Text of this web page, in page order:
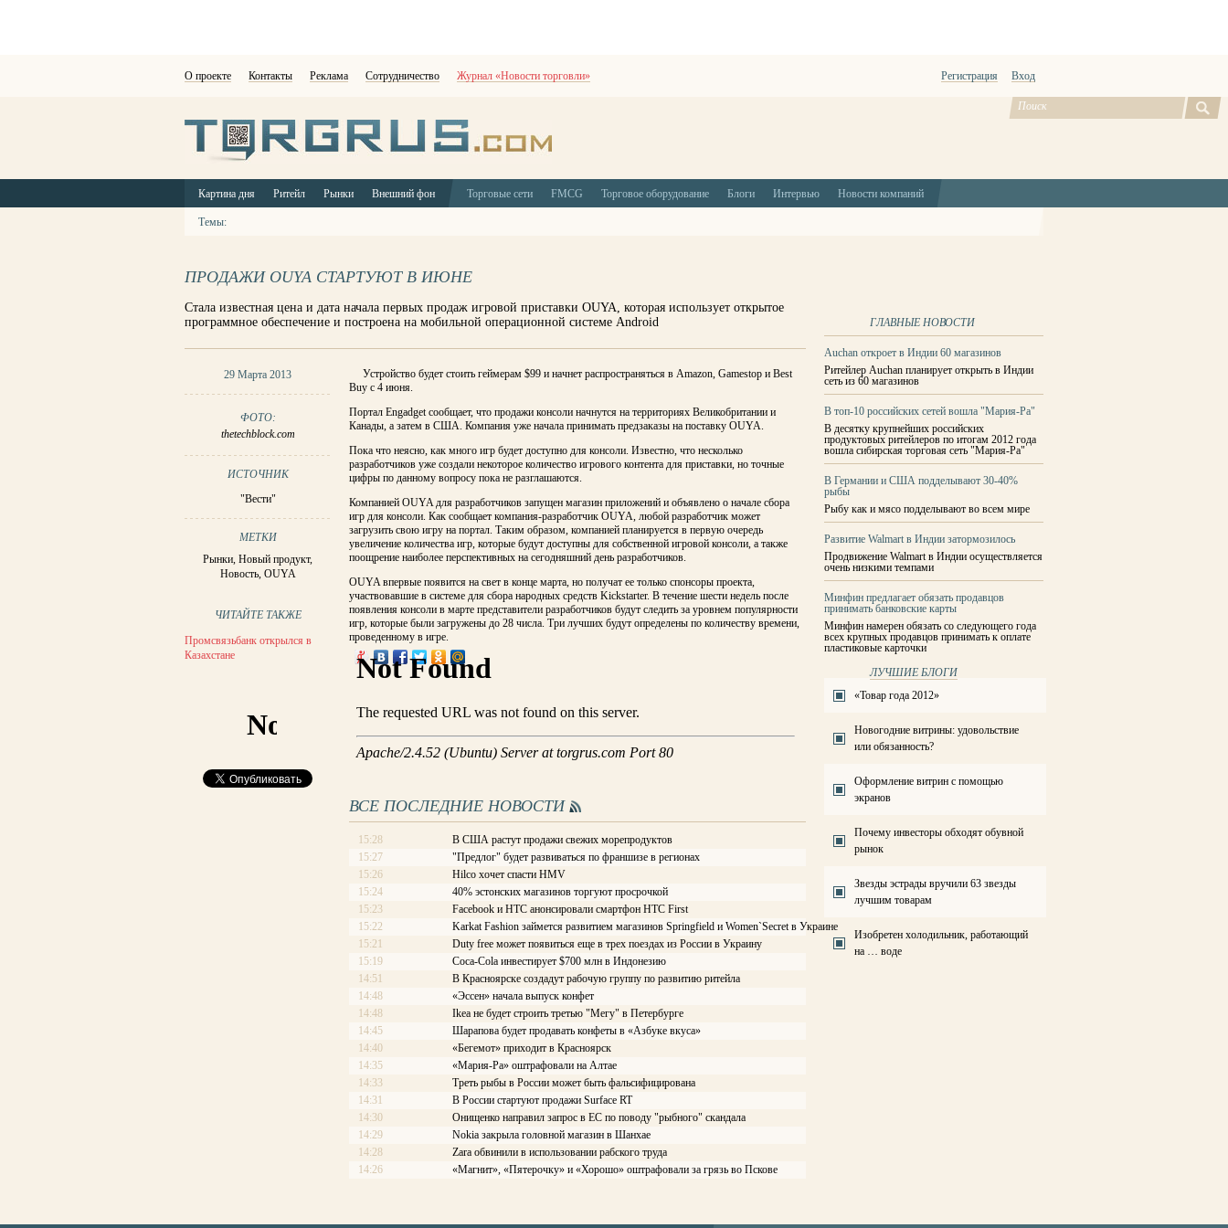
О проекте Контакты Реклама Сотрудничество Журнал «Новости торговли» Регистрация Вход
Картина дня Ритейл Рынки Внешний фон Торговые сети FMCG Торговое оборудование Блоги Интервью Новости компаний
Темы:
ПРОДАЖИ OUYA СТАРТУЮТ В ИЮНЕ
Стала известная цена и дата начала первых продаж игровой приставки OUYA, которая использует открытое
программное обеспечение и построена на мобильной операционной системе Android
29 Марта 2013
ФОТО:
thetechblock.com
ИСТОЧНИК
"Вести"
МЕТКИ
Рынки, Новый продукт,
Новость, OUYA
ЧИТАЙТЕ ТАКЖЕ
Промсвязьбанк открылся в
Казахстане
Устройство будет стоить геймерам $99 и начнет распространяться в Amazon, Gamestop и Best
Buy с 4 июня.
Портал Engadget сообщает, что продажи консоли начнутся на территориях Великобритании и
Канады, а затем в США. Компания уже начала принимать предзаказы на поставку OUYA.
Пока что неясно, как много игр будет доступно для консоли. Известно, что несколько
разработчиков уже создали некоторое количество игрового контента для приставки, но точные
цифры по данному вопросу пока не разглашаются.
Компанией OUYA для разработчиков запущен магазин приложений и объявлено о начале сбора
игр для консоли. Как сообщает компания-разработчик OUYA, любой разработчик может
загрузить свою игру на портал. Таким образом, компанией планируется в первую очередь
увеличение количества игр, которые будут доступны для собственной игровой консоли, а также
поощрение наиболее перспективных на сегодняшний день разработчиков.
OUYA впервые появится на свет в конце марта, но получат ее только спонсоры проекта,
участвовавшие в системе для сбора народных средств Kickstarter. В течение шести недель после
появления консоли в марте представители разработчиков будут следить за уровнем популярности
игр, которые были загружены до 28 числа. Три лучших будут определены по количеству времени,
проведенному в игре.
ВСЕ ПОСЛЕДНИЕ НОВОСТИ
15:28
В США растут продажи свежих морепродуктов
15:27
"Предлог" будет развиваться по франшизе в регионах
15:26
Hilco хочет спасти HMV
15:24
40% эстонских магазинов торгуют просрочкой
15:23
Facebook и HTC анонсировали смартфон HTC First
15:22
Karkat Fashion займется развитием магазинов Springfield и Women`Secret в Украине
15:21
Duty free может появиться еще в трех поездах из России в Украину
15:19
Coca-Cola инвестирует $700 млн в Индонезию
14:51
В Красноярске создадут рабочую группу по развитию ритейла
14:48
«Эссен» начала выпуск конфет
14:48
Ikea не будет строить третью "Мегу" в Петербурге
14:45
Шарапова будет продавать конфеты в «Азбуке вкуса»
14:40
«Бегемот» приходит в Красноярск
14:35
«Мария-Ра» оштрафовали на Алтае
14:33
Треть рыбы в России может быть фальсифицирована
14:31
В России стартуют продажи Surface RT
14:30
Онищенко направил запрос в ЕС по поводу "рыбного" скандала
14:29
Nokia закрыла головной магазин в Шанхае
14:28
Zara обвинили в использовании рабского труда
14:26
«Магнит», «Пятерочку» и «Хорошо» оштрафовали за грязь во Пскове
ГЛАВНЫЕ НОВОСТИ
Auchan откроет в Индии 60 магазинов
Ритейлер Auchan планирует открыть в Индии
сеть из 60 магазинов
В топ-10 российских сетей вошла "Мария-Ра"
В десятку крупнейших российских
продуктовых ритейлеров по итогам 2012 года
вошла сибирская торговая сеть "Мария-Ра"
В Германии и США подделывают 30-40%
рыбы
Рыбу как и мясо подделывают во всем мире
Развитие Walmart в Индии затормозилось
Продвижение Walmart в Индии осуществляется
очень низкими темпами
Минфин предлагает обязать продавцов
принимать банковские карты
Минфин намерен обязать со следующего года
всех крупных продавцов принимать к оплате
пластиковые карточки
ЛУЧШИЕ БЛОГИ
«Товар года 2012»
Новогодние витрины: удовольствие
или обязанность?
Оформление витрин с помощью
экранов
Почему инвесторы обходят обувной
рынок
Звезды эстрады вручили 63 звезды
лучшим товарам
Изобретен холодильник, работающий
на … воде